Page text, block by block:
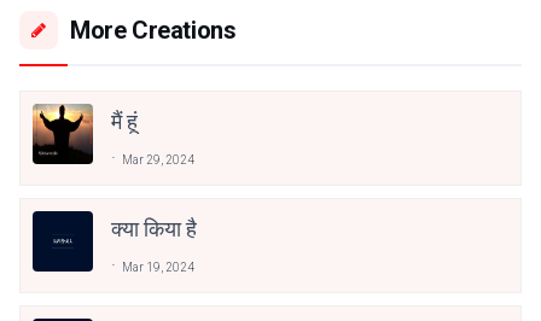
More Creations
मैं हूं
Mar 29, 2024
क्या किया है
Mar 19, 2024